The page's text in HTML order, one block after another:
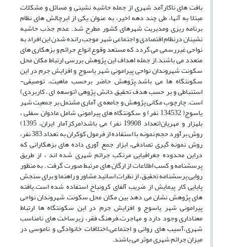
بافت های ناکارآمد شهری از جمله حاشیه نشینی و مسائل و مشکلات
مبتلا به آنها، طی چند دهه اخیر، به عنوان یکی از ابرچالش های نظام
برنامه ریزی ومدیریت شهرهای کشور مطرح شد. عدم جذب حاشیه
نشینان درنظام اقتصادی و اجتماعی شهر موجب رانده شدن این افراد به
نواحی غیررسمی می گردد که مستعد وقوع انواع جرائم و بزهکاری های
متعدد می باشند.از جمله اهداف این پژوهش بررسی ارتباط مکان محل
سکونت شهروندان نواحی پیرامونی شهر یاسوج و افزایش جرم در این
سکونتگاه ها می باشد.پژوهش حاضر برحسب ماهیت، توصیفی-
استنباطی و بر حسب هدف تحقیق دانش پژوهی (توسعه ای – کاربردی)
است. چارچوب مکانی پژوهش و جامعه ی آماری مشتمل بر جمعیت شهر
یاسوج( 134532 نفر) و سکونتگاه های پیرامونی شامل مادوان سفلی ،
بلهزار و مهریان(تعداد 19908 نفر) می باشد(مرکزآمار ایران، 1395)
روش برآورد حجم نمونه با استفاده از فرمول کوکران به تعداد 383 نفر،
روش نمونه گیری تصادفی، ابزار جمع آوری داده های بزهکارانی که
دراین محدوده جغرافیایی مرتکب جرائم شهری شده اند ، از طریق
پرسشنامه و کسب اطلاعات از ارگان های مرتبط صورت گرفت . به منظور
روایی پرسشنامه تحقیق، از نظرات اساتید مشاور و راهنما و برای سنجش
پایایی کار پیمایش از ضریب آلفای کرونباخ استفاده شده است.یافته
های پژوهش نشان می دهد بین مکان محل سکونت شهروندان نواحی
پیرامونی شهر یاسوج و افزایش جرم در این سکونتگاه ها ارتباط
معناداری وجود دارد و مهاجرت،فرهنگ فقر، زیرساخت های نامناسب
شهری،آسیب های روانی و اجتماعی،اختلافات خانوادگی و ناموسی در
میزان جرائم شهری موثر می باشند.